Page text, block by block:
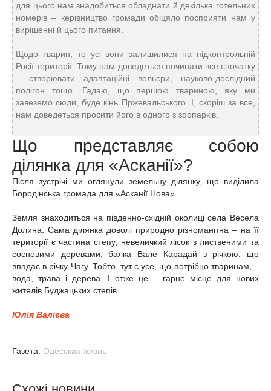
для цього нам знадобиться обладнати й декілька готельних
номерів – керівництво громади обіцяло посприяти нам у
вирішенні й цього питання.
Щодо тварин, то усі вони залишилися на підконтрольній
Росії території. Тому нам доведеться починати все спочатку
– створювати адаптаційні вольєри, науково-дослідний
полігон тощо. Гадаю, що першою твариною, яку ми
завеземо сюди, буде кінь Пржевальського. І, скоріш за все,
нам доведеться просити його в одного з зоопарків.
Що представляє собою
ділянка для «Асканії»?
Після зустрічі ми оглянули земельну ділянку, що виділила
Бородінська громада для «Асканії Нова».
Земля знаходиться на південно-східній околиці села Весела
Долина. Сама ділянка доволі природно різноманітна – на її
території є частина степу, невеличкий лісок з лиственими та
сосновими деревами, балка Вале Карадай з річкою, що
впадає в річку Чагу. Тобто, тут є усе, що потрібно тваринам, –
вода, трава і дерева. І отже це – гарне місце для нових
жителів Буджацьких степів.
Юлія Валієва
Газета: Одесская жизнь